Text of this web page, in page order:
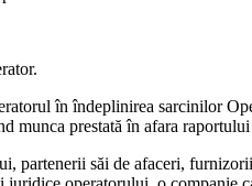
în îndeplinirea sarcinilor
munca prestată în afara
partenerii săi de afaceri,